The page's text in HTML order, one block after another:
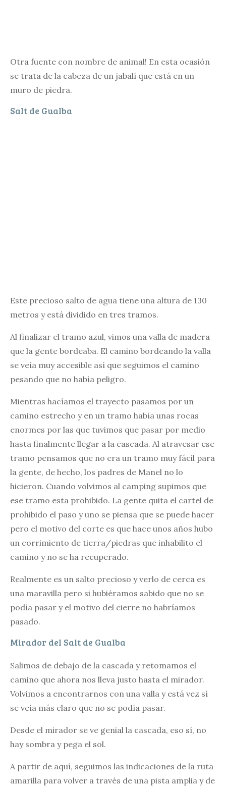
Otra fuente con nombre de animal! En esta ocasión
se trata de la cabeza de un jabalí que está en un
muro de piedra.
Salt de Gualba
Este precioso salto de agua tiene una altura de 130
metros y está dividido en tres tramos.
Al finalizar el tramo azul, vimos una valla de madera
que la gente bordeaba. El camino bordeando la valla
se veía muy accesible así que seguimos el camino
pesando que no había peligro.
Mientras hacíamos el trayecto pasamos por un
camino estrecho y en un tramo había unas rocas
enormes por las que tuvimos que pasar por medio
hasta finalmente llegar a la cascada. Al atravesar ese
tramo pensamos que no era un tramo muy fácil para
la gente, de hecho, los padres de Manel no lo
hicieron. Cuando volvimos al camping supimos que
ese tramo esta prohibido. La gente quita el cartel de
prohibido el paso y uno se piensa que se puede hacer
pero el motivo del corte es que hace unos años hubo
un corrimiento de tierra/piedras que inhabilito el
camino y no se ha recuperado.
Realmente es un salto precioso y verlo de cerca es
una maravilla pero si hubiéramos sabido que no se
podía pasar y el motivo del cierre no habríamos
pasado.
Mirador del Salt de Gualba
Salimos de debajo de la cascada y retomamos el
camino que ahora nos lleva justo hasta el mirador.
Volvimos a encontrarnos con una valla y está vez sí
se veía más claro que no se podía pasar.
Desde el mirador se ve genial la cascada, eso sí, no
hay sombra y pega el sol.
A partir de aquí, seguimos las indicaciones de la ruta
amarilla para volver a través de una pista amplia y de